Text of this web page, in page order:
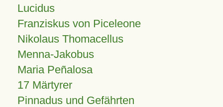
Lucidus
Franziskus von Piceleone
Nikolaus Thomacellus
Menna-Jakobus
Maria Peñalosa
17 Märtyrer
Pinnadus und Gefährten